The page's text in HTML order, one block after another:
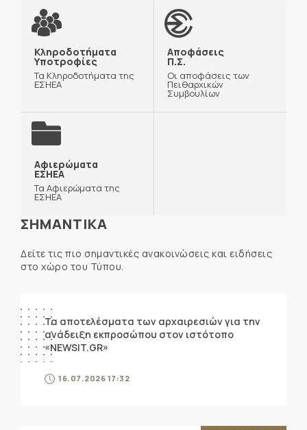
Κληροδοτήματα
Υποτροφίες
Τα Κληροδοτήματα της
ΕΣΗΕΑ
Αποφάσεις
Π.Σ.
Οι αποφάσεις των
Πειθαρχικών
Συμβουλίων
Αφιερώματα
ΕΣΗΕΑ
Τα Αφιερώματα της
ΕΣΗΕΑ
ΣΗΜΑΝΤΙΚΑ
Δείτε τις πιο σημαντικές ανακοινώσεις και ειδήσεις
στο χώρο του Τύπου.
Τα αποτελέσματα των αρχαιρεσιών για την
ανάδειξη εκπροσώπου στον ιστότοπο
«NEWSIT.GR»
16.07.2026 17:32